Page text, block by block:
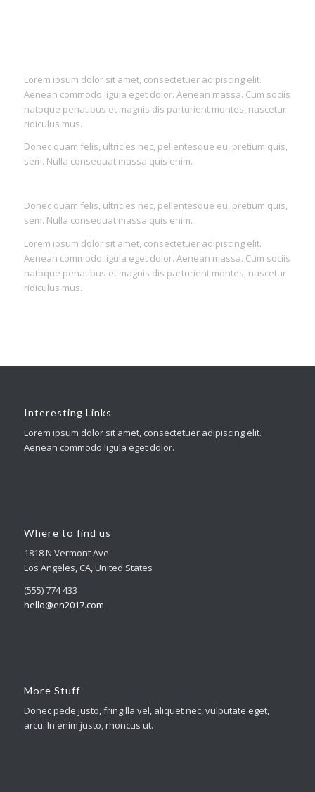
Lorem ipsum dolor sit amet, consectetuer adipiscing elit.
Aenean commodo ligula eget dolor. Aenean massa. Cum sociis
natoque penatibus et magnis dis parturient montes, nascetur
ridiculus mus.
Donec quam felis, ultricies nec, pellentesque eu, pretium quis,
sem. Nulla consequat massa quis enim.
Donec quam felis, ultricies nec, pellentesque eu, pretium quis,
sem. Nulla consequat massa quis enim.
Lorem ipsum dolor sit amet, consectetuer adipiscing elit.
Aenean commodo ligula eget dolor. Aenean massa. Cum sociis
natoque penatibus et magnis dis parturient montes, nascetur
ridiculus mus.
Interesting Links
Lorem ipsum dolor sit amet, consectetuer adipiscing elit.
Aenean commodo ligula eget dolor.
Where to find us
1818 N Vermont Ave
Los Angeles, CA, United States
(555) 774 433
hello@en2017.com
More Stuff
Donec pede justo, fringilla vel, aliquet nec, vulputate eget,
arcu. In enim justo, rhoncus ut.